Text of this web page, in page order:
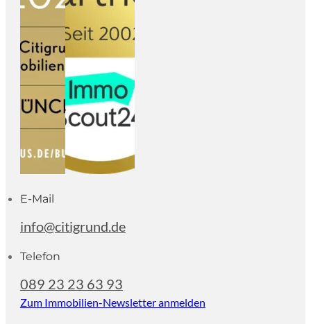
E-Mail
info@citigrund.de
Telefon
089 23 23 63 93
Zum Immobilien-Newsletter anmelden